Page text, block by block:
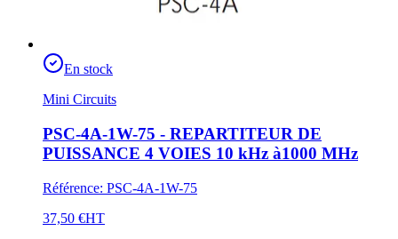
En stock
Mini Circuits
PSC-4A-1W-75 - REPARTITEUR DE
PUISSANCE 4 VOIES 10 kHz à1000 MHz
Référence: PSC-4A-1W-75
37,50 €HT